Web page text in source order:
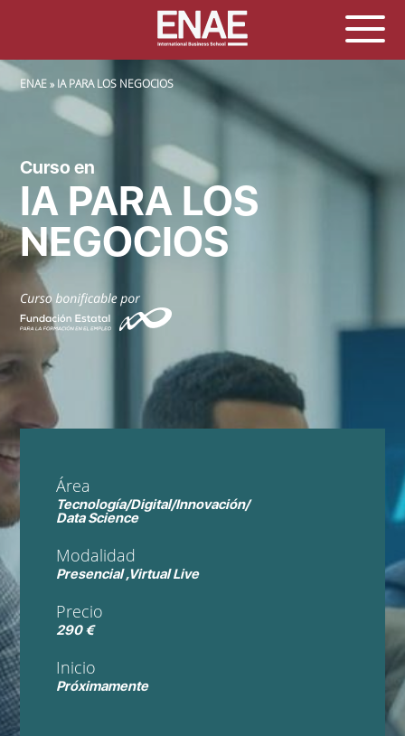
SOBRESCRIBIR ENLACES DE AYUDA A LA NAVEGACIÓN
ENAE IA PARA LOS NEGOCIOS
Curso en
IA PARA LOS
NEGOCIOS
Área
Tecnología/Digital/Innovación/
Data Science
Modalidad
Presencial ,Virtual Live
Precio
290 €
Inicio
Próximamente